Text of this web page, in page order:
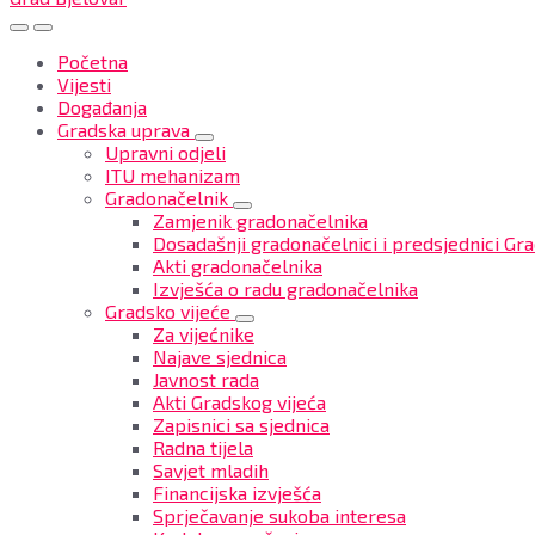
Početna
Vijesti
Događanja
Gradska uprava
Upravni odjeli
ITU mehanizam
Gradonačelnik
Zamjenik gradonačelnika
Dosadašnji gradonačelnici i predsjednici
Akti gradonačelnika
Izvješća o radu gradonačelnika
Gradsko vijeće
Za vijećnike
Najave sjednica
Javnost rada
Akti Gradskog vijeća
Zapisnici sa sjednica
Radna tijela
Savjet mladih
Financijska izvješća
Sprječavanje sukoba interesa